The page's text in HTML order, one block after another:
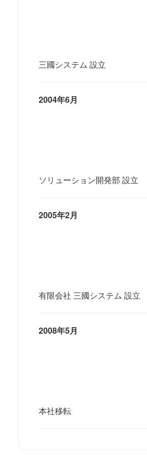
三國システム 設立
2004年6月
ソリューション開発部 設立
2005年2月
有限会社 三國システム 設立
2008年5月
本社移転